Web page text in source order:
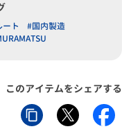
ト
#国内製造
このアイテムをシェアする